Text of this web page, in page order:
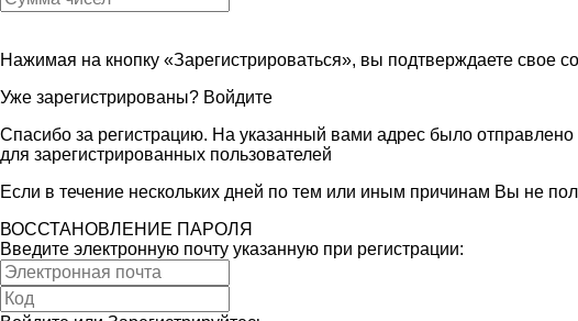
Нажимая на кнопку «Зарегистрироваться», вы подтверждаете свое
Уже зарегистрированы? Войдите
Спасибо за регистрацию. На указанный вами адрес было отправлено
для зарегистрированных пользователей
Если в течение нескольких дней по тем или иным причинам Вы не
ВОССТАНОВЛЕНИЕ ПАРОЛЯ
Введите электронную почту указанную при регистрации: